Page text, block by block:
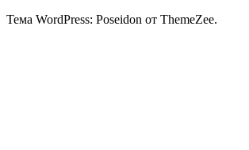
Тема WordPress: Poseidon от ThemeZee.